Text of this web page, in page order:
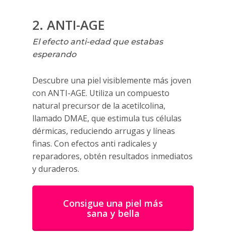
2. ANTI-AGE
El efecto anti-edad que estabas
esperando
Descubre una piel visiblemente más joven
con ANTI-AGE. Utiliza un compuesto
natural precursor de la acetilcolina,
llamado DMAE, que estimula tus células
dérmicas, reduciendo arrugas y líneas
finas. Con efectos anti radicales y
reparadores, obtén resultados inmediatos
y duraderos.
Consigue una piel más
sana y bella